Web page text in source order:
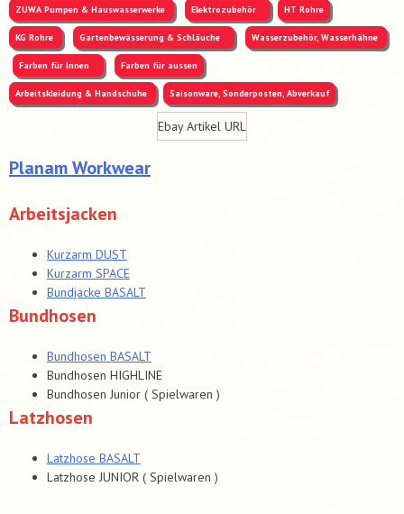
ZUWA Pumpen & Hauswasserwerke Elektrozubehör HT Rohre
KG Rohre Gartenbewässerung & Schläuche Wasserzubehör, Wasserhähne
Farben für Innen Farben für aussen
Arbeitskleidung & Handschuhe Saisonware, Sonderposten, Abverkauf
Ebay Artikel URL
Planam Workwear
Arbeitsjacken
Kurzarm DUST
Kurzarm SPACE
Bundjacke BASALT
Bundhosen
Bundhosen BASALT
Bundhosen HIGHLINE
Bundhosen Junior ( Spielwaren )
Latzhosen
Latzhose BASALT
Latzhose JUNIOR ( Spielwaren )